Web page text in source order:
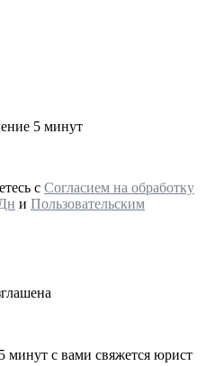
5 минут
с Согласием на обработку
и Пользовательским
минут с вами свяжется юрист